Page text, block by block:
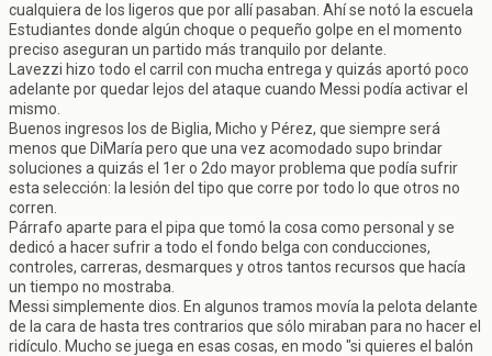
cualquiera de los ligeros que por allí pasaban. Ahí se notó la escuela
Estudiantes donde algún choque o pequeño golpe en el momento
preciso aseguran un partido más tranquilo por delante.
Lavezzi hizo todo el carril con mucha entrega y quizás aportó poco
adelante por quedar lejos del ataque cuando Messi podía activar el
mismo.
Buenos ingresos los de Biglia, Micho y Pérez, que siempre será
menos que DiMaría pero que una vez acomodado supo brindar
soluciones a quizás el 1er o 2do mayor problema que podía sufrir
esta selección: la lesión del tipo que corre por todo lo que otros no
corren.
Párrafo aparte para el pipa que tomó la cosa como personal y se
dedicó a hacer sufrir a todo el fondo belga con conducciones,
controles, carreras, desmarques y otros tantos recursos que hacía
un tiempo no mostraba.
Messi simplemente dios. En algunos tramos movía la pelota delante
de la cara de hasta tres contrarios que sólo miraban para no hacer el
ridículo. Mucho se juega en esas cosas, en modo "si quieres el balón